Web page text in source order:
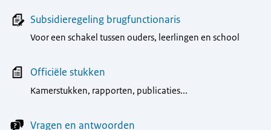
Subsidieregeling brugfunctionaris
Voor een schakel tussen ouders, leerlingen en school
Officiële stukken
Kamerstukken, rapporten, publicaties...
Vragen en antwoorden